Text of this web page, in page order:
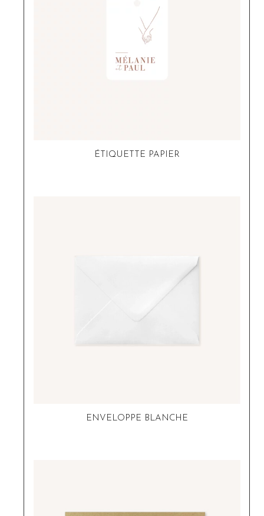
ÉTIQUETTE PAPIER
ENVELOPPE BLANCHE